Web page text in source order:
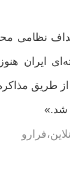
نظامی
ایران
از طریق
شد.»